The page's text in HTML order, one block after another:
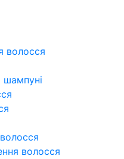
волосся
шампуні
волосся